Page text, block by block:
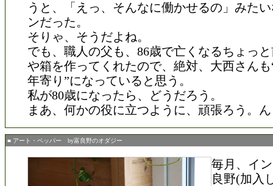
うと、「えっ、そんなに働かせるの」みた
ンだった。
そりゃ、そうだよね。
でも、職人の父も、86歳で亡くなるちょっ
や箱を作ってくれたので、絶対、大西さん
年寄り”になっていると思う。
私が80歳になったら、どうだろう。
まあ、何かの役に立つように、頑張ろう。
■ アート・ペッパー by富良野のオダジー
毎月、イ
良野(加入